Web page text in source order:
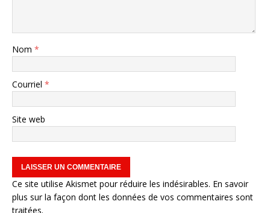
Nom *
Courriel *
Site web
Ce site utilise Akismet pour réduire les indésirables. En savoir
plus sur la façon dont les données de vos commentaires sont
traitées.